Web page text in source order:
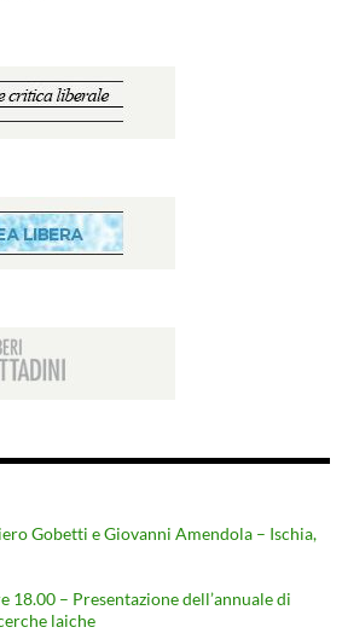
Gobetti e Giovanni Amendola – Ischia,
18.00 – Presentazione dell’annuale di
laiche